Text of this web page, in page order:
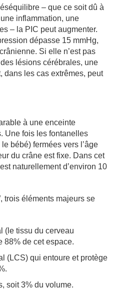
– que ce soit dû à
inflammation, une
– la PIC peut augmenter.
dépasse 15 mmHg,
Si elle n’est pas
lésions cérébrales, une
dans les cas extrêmes, peut
à une enceinte
Une fois les fontanelles
bébé) fermées vers l’âge
du crâne est fixe. Dans cet
naturellement d’environ 10
trois éléments majeurs se
(le tissu du cerveau
88% de cet espace.
(LCS) qui entoure et protège
soit 3% du volume.